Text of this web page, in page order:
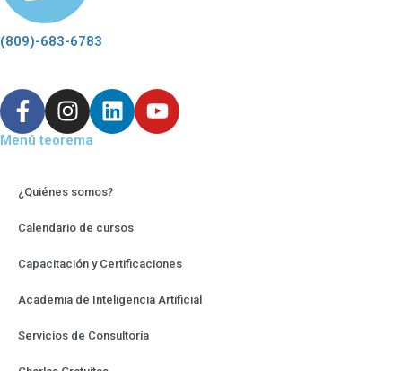
(809)-683-6783
Menú teorema
¿Quiénes somos?
Calendario de cursos
Capacitación y Certificaciones
Academia de Inteligencia Artificial
Servicios de Consultoría